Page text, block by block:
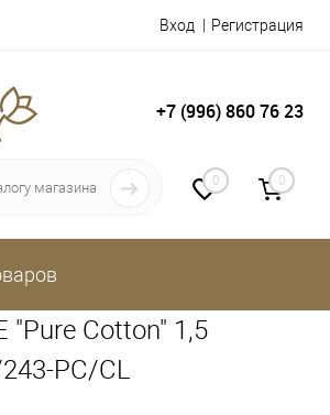
Вход Регистрация
+7 (996) 860 76 23
0 0
"Pure Cotton" 1,5
PC/CL